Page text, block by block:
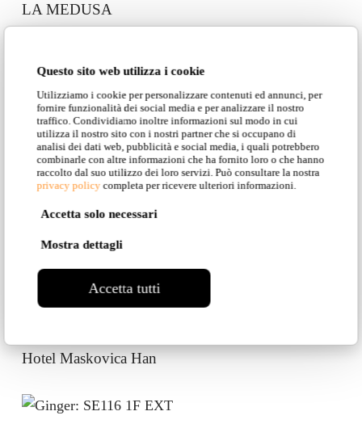
Questo sito web utilizza i cookie
Utilizziamo i cookie per personalizzare contenuti ed annunci, per
fornire funzionalità dei social media e per analizzare il nostro
traffico. Condividiamo inoltre informazioni sul modo in cui
utilizza il nostro sito con i nostri partner che si occupano di
analisi dei dati web, pubblicità e social media, i quali potrebbero
combinarle con altre informazioni che ha fornito loro o che hanno
raccolto dal suo utilizzo dei loro servizi. Può consultare la nostra
privacy policy completa per ricevere ulteriori informazioni.
Accetta solo necessari
Mostra dettagli
Accetta tutti
LA MEDUSA
COA restaurant
Private home – Saint Tropez
Vila Nepos
Hotel Maskovica Han